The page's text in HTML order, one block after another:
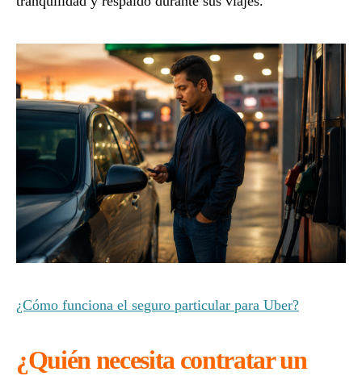
¿Cómo funciona el seguro particular para Uber?
¿Quién necesita contratar un